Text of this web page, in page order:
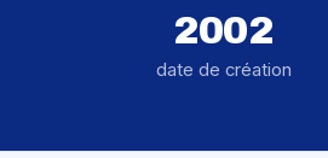
2002
date de création